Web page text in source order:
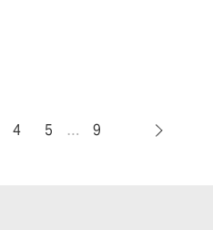
4 5 … 9